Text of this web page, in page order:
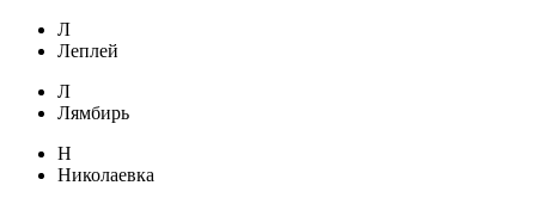
Л
Леплей
Л
Лямбирь
Н
Николаевка